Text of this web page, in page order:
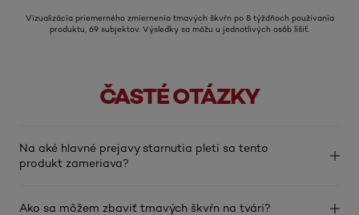
Vizualizácia priemerného zmiernenia tmavých škvŕn po 8 týždňoch používania
produktu, 69 subjektov. Výsledky sa môžu u jednotlivých osôb líšiť.
ČASTÉ OTÁZKY
Na aké hlavné prejavy starnutia pleti sa tento
produkt zameriava?
Ako sa môžem zbaviť tmavých škvŕn na tvári?